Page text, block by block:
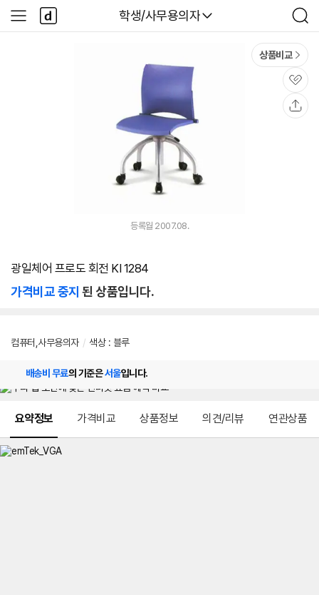
다나와
학생/사무용의자
검
색
사
이
다
나
와
상품비교
관
심
등록월 2007.08.
광일체어 프로도 회전 KI 1284
가격비교 중지 된 상품입니다.
컴퓨터,사무용의자 / 색상 : 블루
배송비 무료의 기준은서울입니다.
요약정보 가격비교 상품정보 의견/리뷰 연관상품